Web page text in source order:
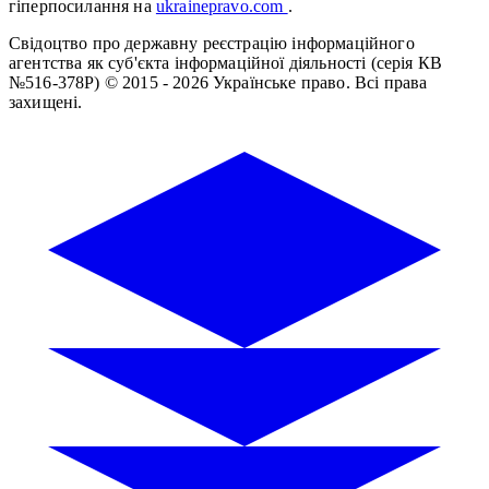
гіперпосилання на ukrainepravo.com .
Свідоцтво про державну реєстрацію інформаційного
агентства як суб'єкта інформаційної діяльності (серія КВ
№516-378Р) © 2015 - 2026 Українське право. Всі права
захищені.